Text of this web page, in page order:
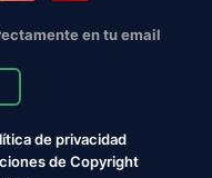
en tu email
de privacidad
de Copyright